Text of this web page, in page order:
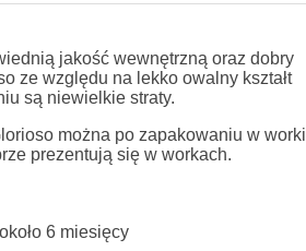
jakość wewnętrzną oraz dobry
ze względu na lekko owalny kształt
są niewielkie straty.
można po zapakowaniu w worki
prezentują się w workach.
6 miesięcy